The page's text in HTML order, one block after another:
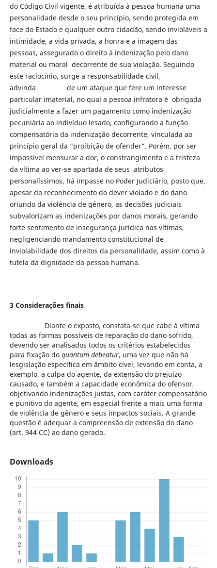
do Código Civil vigente, é atribuída à pessoa humana uma
personalidade desde o seu princípio, sendo protegida em
face do Estado e qualquer outro cidadão, sendo invioláveis a
intimidade, a vida privada, a honra e a imagem das
pessoas, assegurado o direito à indenização pelo dano
material ou moral decorrente de sua violação. Seguindo
este raciocínio, surge a responsabilidade civil,
advinda de um ataque que fere um interesse
particular imaterial, no qual a pessoa infratora é obrigada
judicialmente a fazer um pagamento como indenização
pecuniária ao indivíduo lesado, configurando a função
compensatória da indenização decorrente, vinculada ao
princípio geral da “proibição de ofender”. Porém, por ser
impossível mensurar a dor, o constrangimento e a tristeza
da vítima ao ver-se apartada de seus atributos
personalíssimos, há impasse no Poder Judiciário, posto que,
apesar do reconhecimento do dever violado e do dano
oriundo da violência de gênero, as decisões judiciais
subvalorizam as indenizações por danos morais, gerando
forte sentimento de insegurança jurídica nas vítimas,
negligenciando mandamento constitucional de
inviolabilidade dos direitos da personalidade, assim como à
tutela da dignidade da pessoa humana.
3 Considerações finais
Diante o exposto, constata-se que cabe à vítima
todas as formas possíveis de reparação do dano sofrido,
devendo ser analisados todos os critérios estabelecidos
para fixação do quantum debeatur, uma vez que não há
lesgislação específica em âmbito cível, levando em conta, a
exemplo, a culpa do agente, da extensão do prejuízo
causado, e também a capacidade econômica do ofensor,
objetivando indenizações justas, com caráter compensatório
e punitivo do agente, em especial frente a mais uma forma
de violência de gênero e seus impactos sociais. A grande
questão é adequar a compreensão de extensão do dano
(art. 944 CC) ao dano gerado.
Downloads